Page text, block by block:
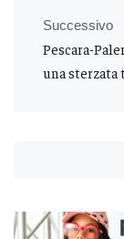
Successivo
Pescara-
una sterzata